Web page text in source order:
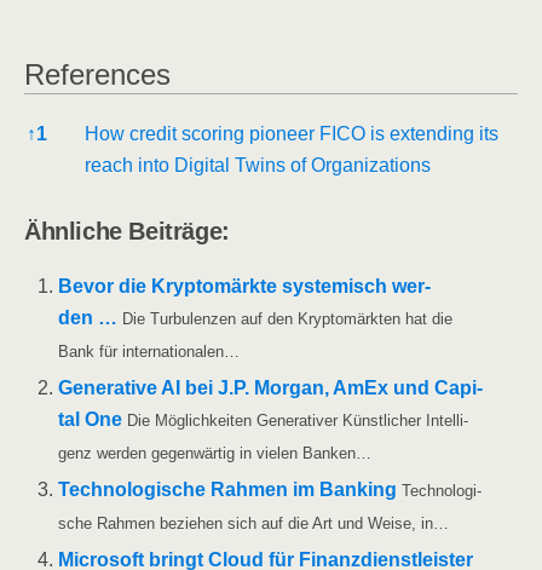
Refe­ren­ces
Refe­ren­ces
↑1
How cre­dit scoring pio­neer FICO is exten­ding its
reach into Digi­tal Twins of Organizations
Ähn­li­che Beiträge:
Bevor die Kryp­to­märk­te sys­te­misch wer­
den … Die Tur­bu­len­zen auf den Kryp­to­märk­ten hat die
Bank für internationalen…
Gene­ra­ti­ve AI bei J.P. Mor­gan, AmEx und Capi­
tal One Die Mög­lich­kei­ten Gene­ra­ti­ver Künst­li­cher Intel­li­
genz wer­den gegen­wär­tig in vie­len Banken…
Tech­no­lo­gi­sche Rah­men im Ban­king Tech­no­lo­gi­
sche Rah­men bezie­hen sich auf die Art und Wei­se, in…
Micro­soft bringt Cloud für Finanz­dienst­leis­ter